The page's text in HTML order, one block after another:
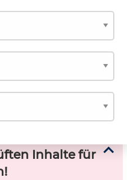
Inhalte für